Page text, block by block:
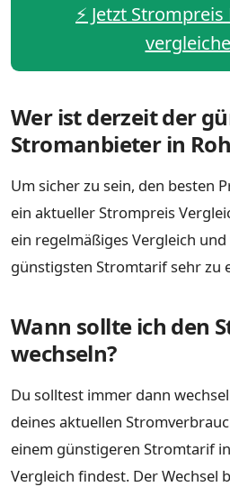
⚡️ Jetzt
Wer ist derzeit der
Stromanbieter in
Um sicher zu sein, den besten
ein aktueller Strompreis
ein regelmäßiges Vergleich
günstigsten Stromtarif sehr zu
Wann sollte ich den
wechseln?
Du solltest immer dann
deines aktuellen
einem günstigeren Stromtarif
Vergleich findest. Der Wechsel